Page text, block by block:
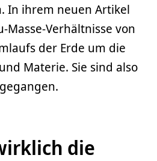
In ihrem neuen Artikel
Masse-Verhältnisse von
der Erde um die
Materie. Sie sind also
die